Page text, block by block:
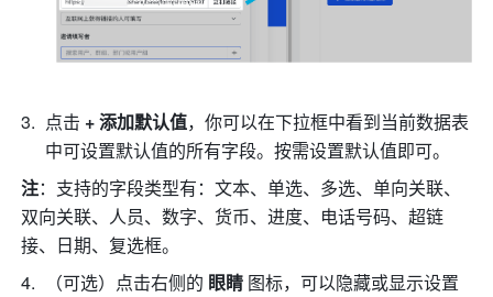
点击 + 添加默认值，你可以在下拉框中看到当前数据表
中可设置默认值的所有字段。按需设置默认值即可。
注：支持的字段类型有：文本、单选、多选、单向关联、
双向关联、人员、数字、货币、进度、电话号码、超链
接、日期、复选框。
（可选）点击右侧的 眼睛 图标，可以隐藏或显示设置